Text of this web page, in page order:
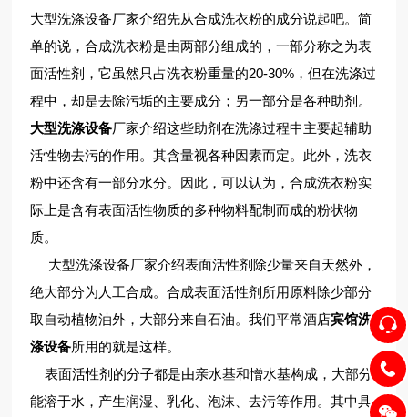
大型洗涤设备厂家介绍先从合成洗衣粉的成分说起吧。简
单的说，合成洗衣粉是由两部分组成的，一部分称之为表
面活性剂，它虽然只占洗衣粉重量的20-30%，但在洗涤过
程中，却是去除污垢的主要成分；另一部分是各种助剂。
大型洗涤设备厂家介绍这些助剂在洗涤过程中主要起辅助
活性物去污的作用。其含量视各种因素而定。此外，洗衣
粉中还含有一部分水分。因此，可以认为，合成洗衣粉实
际上是含有表面活性物质的多种物料配制而成的粉状物
质。
大型洗涤设备厂家介绍表面活性剂除少量来自天然外，
绝大部分为人工合成。合成表面活性剂所用原料除少部分
取自动植物油外，大部分来自石油。我们平常酒店宾馆洗
涤设备所用的就是这样。
表面活性剂的分子都是由亲水基和憎水基构成，大部分
能溶于水，产生润湿、乳化、泡沫、去污等作用。其中具